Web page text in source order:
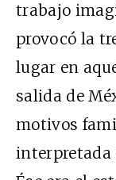
trabajo
provocó la
lugar en
salida de
motivos
interpretada